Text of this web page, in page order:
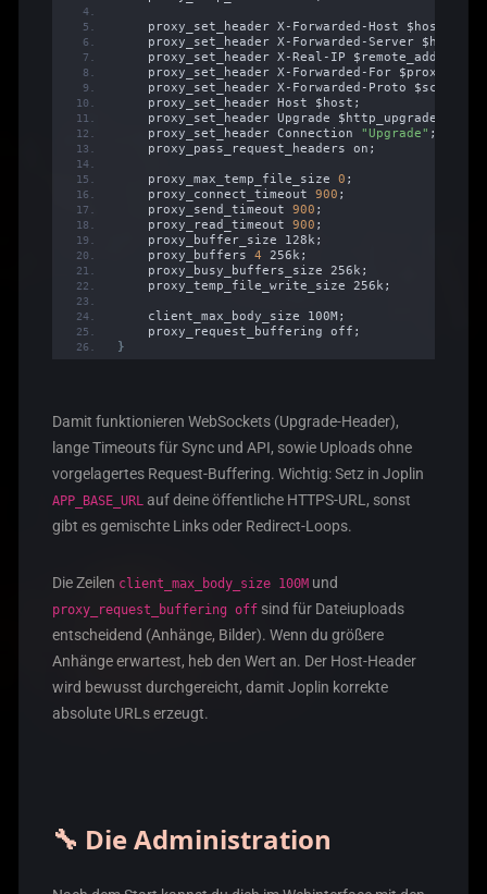
    proxy_set_header X-Forwarded-Host $host;
    proxy_set_header X-Forwarded-Server $host;
    proxy_set_header X-Real-IP $remote_addr;
proxy_set_header X-Forwarded-For
    proxy_set_header X-Forwarded-Proto $scheme;
    proxy_set_header Host $host;
    proxy_set_header Upgrade $http_upgrade;
    proxy_set_header Connection
"Upgrade" ;
    proxy_pass_request_headers on;
    proxy_max_temp_file_size
0 ;
    proxy_connect_timeout
900 ;
    proxy_send_timeout
900 ;
    proxy_read_timeout
900 ;
    proxy_buffer_size 128k;
    proxy_buffers
4 256k;
    proxy_busy_buffers_size 256k;
    proxy_temp_file_write_size 256k;
    client_max_body_size 100M;
    proxy_request_buffering off;
}
Damit funktionieren WebSockets (Upgrade-Header),
lange Timeouts für Sync und API, sowie Uploads ohne
vorgelagertes Request-Buffering. Wichtig: Setz in Joplin
APP_BASE_URL auf deine öffentliche HTTPS-URL, sonst
gibt es gemischte Links oder Redirect-Loops.
Die Zeilen client_max_body_size 100M und
proxy_request_buffering off sind für Dateiuploads
entscheidend (Anhänge, Bilder). Wenn du größere
Anhänge erwartest, heb den Wert an. Der Host-Header
wird bewusst durchgereicht, damit Joplin korrekte
absolute URLs erzeugt.
🔧 Die Administration